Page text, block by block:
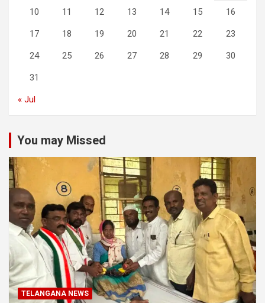
10 11 12 13 14 15 16
17 18 19 20 21 22 23
24 25 26 27 28 29 30
31
« Jul
You may Missed
TELANGANA NEWS